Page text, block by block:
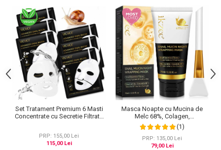
Set Tratament Premium 6 Masti
Concentrate cu Secretie Filtrata
PRP: 155,00 Lei
115,00 Lei
Masca Noapte cu Mucina de
Melc 68%, Colagen,
Niacinamide, Hidratare intensa,
75 ml
(1)
PRP: 135,00 Lei
79,00 Lei